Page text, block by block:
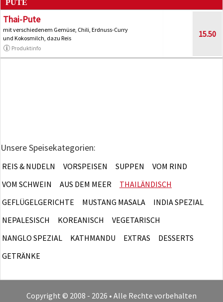
PUTE
Thai-Pute
mit verschiedenem Gemüse, Chili, Erdnuss-Curry
und Kokosmilch, dazu Reis
Produktinfo
15.50
Unsere Speisekategorien:
REIS & NUDELN VORSPEISEN SUPPEN
VOM RIND
VOM SCHWEIN
AUS DEM MEER
THAILÄNDISCH
GEFLÜGELGERICHTE
MUSTANG MASALA
INDIA SPEZIAL
NEPALESISCH
KOREANISCH
VEGETARISCH
NANGLO SPEZIAL
KATHMANDU EXTRAS
DESSERTS
GETRÄNKE
Copyright © 2008 - 2026 • Alle Rechte vorbehalten